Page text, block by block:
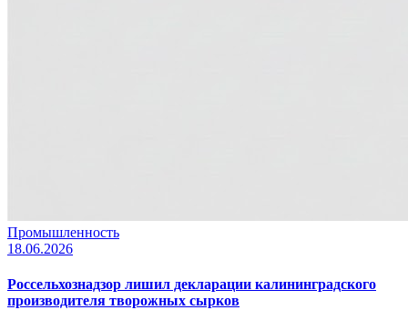
Промышленность
18.06.2026
Россельхознадзор лишил декларации калининградского
производителя творожных сырков